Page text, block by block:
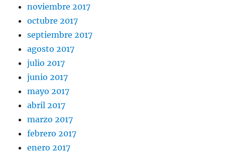
noviembre 2017
octubre 2017
septiembre 2017
agosto 2017
julio 2017
junio 2017
mayo 2017
abril 2017
marzo 2017
febrero 2017
enero 2017